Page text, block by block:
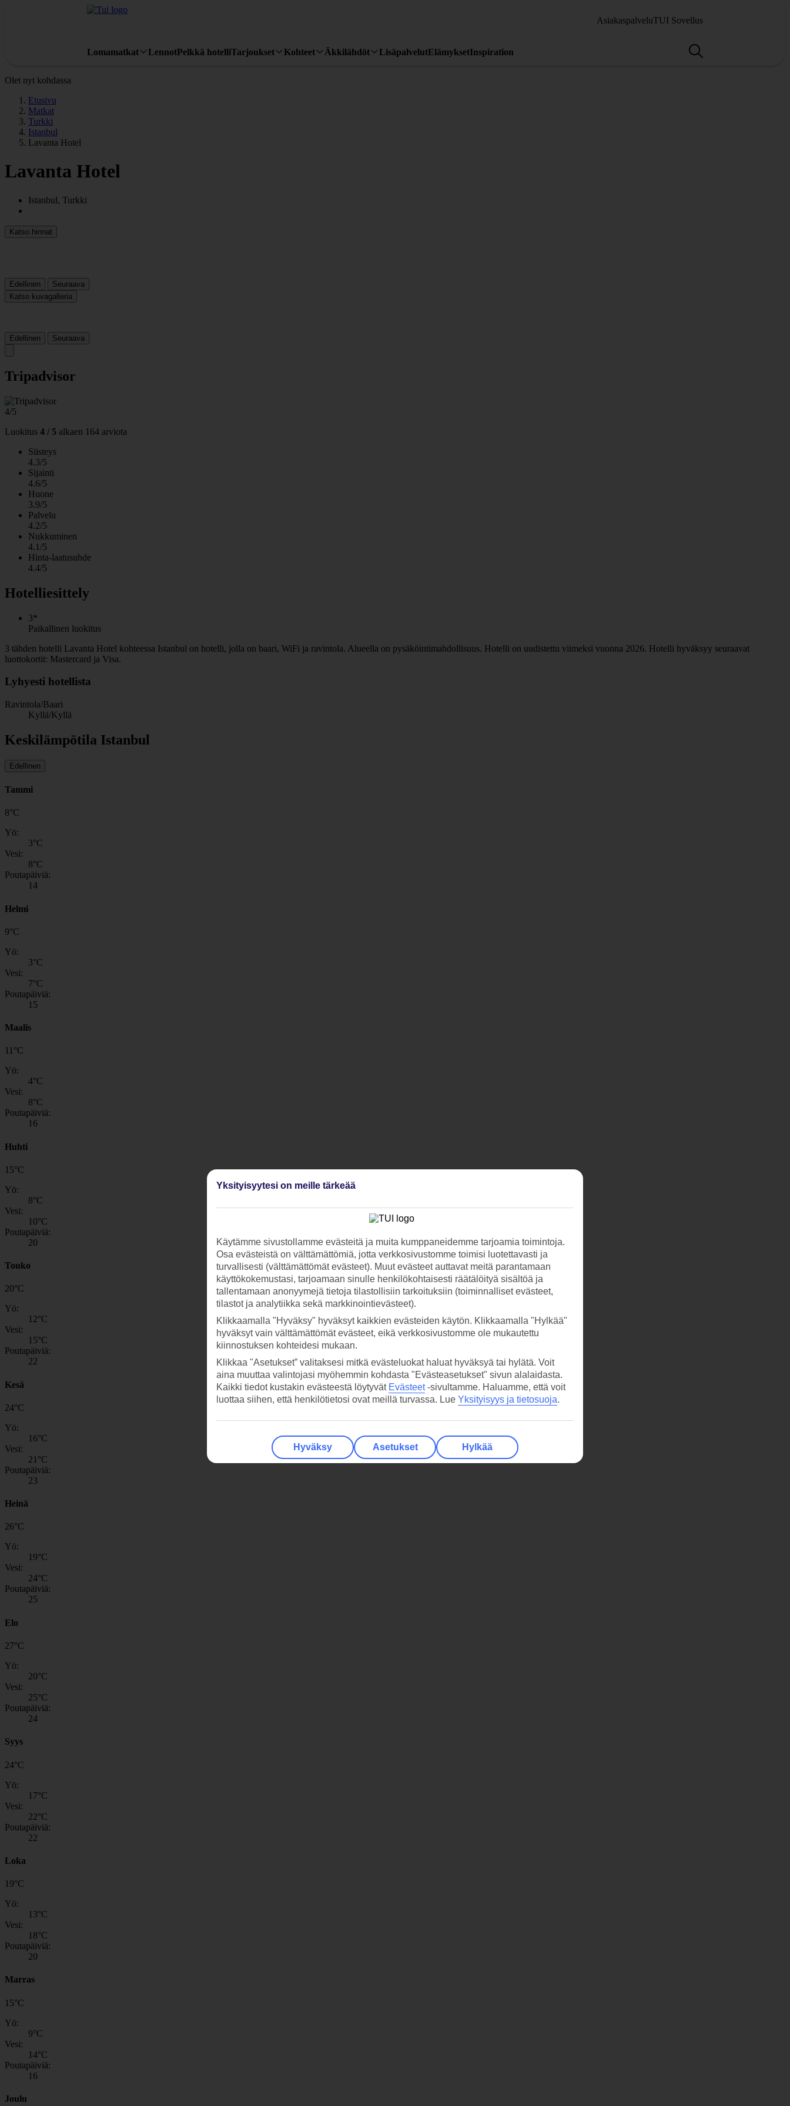
AsiakaspalveluTUI Sovellus
Lomamatkat LennotPelkkä hotelliTarjoukset Kohteet Äkkilähdöt LisäpalvelutElämyksetInspiration
Olet nyt kohdassa
Etusivu
Matkat
Turkki
Istanbul
Lavanta Hotel
Lavanta Hotel
Istanbul, Turkki
Katso hinnat
Edellinen
Seuraava
Katso kuvagalleria
Edellinen Seuraava
Tripadvisor
4/5
Luokitus 4 / 5 alkaen 164 arviota
Siisteys
4.3/5
Sijainti
4.6/5
Huone
3.9/5
Palvelu
4.2/5
Nukkuminen
4.1/5
Hinta-laatusuhde
4.4/5
Hotelliesittely
3*
Paikallinen luokitus
3 tähden hotelli Lavanta Hotel kohteessa Istanbul on hotelli, jolla on baari, WiFi ja ravintola. Alueella on pysäköintimahdollisuus. Hotelli on uudistettu viimeksi vuonna 2026. Hotelli hyväksyy seuraavat
luottokortit: Mastercard ja Visa.
Lyhyesti hotellista
Ravintola/Baari
Kyllä/Kyllä
Keskilämpötila Istanbul
Edellinen
Tammi
8°C
Yö:
3°C
Vesi:
8°C
Poutapäiviä:
14
Helmi
9°C
Yö:
3°C
Vesi:
7°C
Poutapäiviä:
15
Maalis
11 °C
Yö:
4°C
Vesi:
8°C
Poutapäiviä:
16
Huhti
15°C
Yö:
8°C
Vesi:
10°C
Poutapäiviä:
20
Touko
20°C
Yö:
12°C
Vesi:
15°C
Poutapäiviä:
22
Kesä
24°C
Yö:
16°C
Vesi:
21 °C
Poutapäiviä:
23
Heinä
26°C
Yö:
19°C
Vesi:
24°C
Poutapäiviä:
25
Elo
27°C
Yö:
20°C
Vesi:
25°C
Poutapäiviä:
24
Syys
24°C
Yö:
17°C
Vesi:
22°C
Poutapäiviä:
22
Loka
19°C
Yö:
13°C
Vesi:
18°C
Poutapäiviä:
20
Marras
15°C
Yö:
9°C
Vesi:
14°C
Poutapäiviä:
16
Joulu
Yksityisyytesi on meille tärkeää
Käytämme sivustollamme evästeitä ja muita kumppaneidemme tarjoamia toimintoja.
Osa evästeistä on välttämättömiä, jotta verkkosivustomme toimisi luotettavasti ja
turvallisesti (välttämättömät evästeet). Muut evästeet auttavat meitä parantamaan
käyttökokemustasi, tarjoamaan sinulle henkilökohtaisesti räätälöityä sisältöä ja
tallentamaan anonyymejä tietoja tilastollisiin tarkoituksiin (toiminnalliset evästeet,
tilastot ja analytiikka sekä markkinointievästeet).
Klikkaamalla "Hyväksy" hyväksyt kaikkien evästeiden käytön. Klikkaamalla "Hylkää"
hyväksyt vain välttämättömät evästeet, eikä verkkosivustomme ole mukautettu
kiinnostuksen kohteidesi mukaan.
Klikkaa "Asetukset” valitaksesi mitkä evästeluokat haluat hyväksyä tai hylätä. Voit
aina muuttaa valintojasi myöhemmin kohdasta "Evästeasetukset" sivun alalaidasta.
Kaikki tiedot kustakin evästeestä löytyvät Evästeet-sivultamme. Haluamme, että voit
luottaa siihen, että henkilötietosi ovat meillä turvassa. Lue Yksityisyys ja tietosuoja.
Hyväksy Asetukset Hylkää